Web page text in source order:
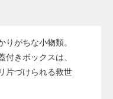
がちな小物類。
きボックスは、
片づけられる救世